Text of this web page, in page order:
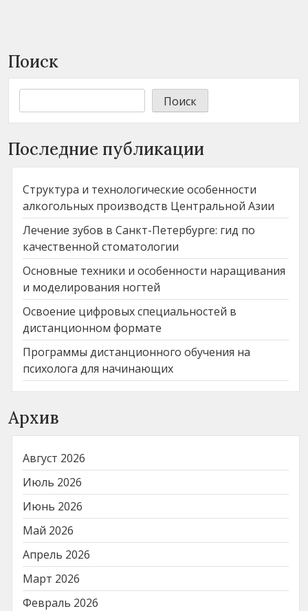
Поиск
Поиск
Последние публикации
Структура и технологические особенности
алкогольных производств Центральной Азии
Лечение зубов в Санкт-Петербурге: гид по
качественной стоматологии
Основные техники и особенности наращивания
и моделирования ногтей
Освоение цифровых специальностей в
дистанционном формате
Программы дистанционного обучения на
психолога для начинающих
Архив
Август 2026
Июль 2026
Июнь 2026
Май 2026
Апрель 2026
Март 2026
Февраль 2026